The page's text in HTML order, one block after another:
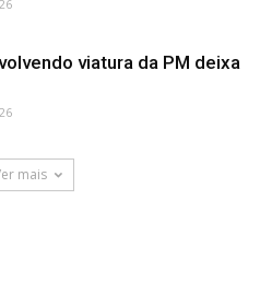
viatura da PM deixa
mais